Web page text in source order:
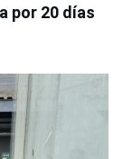
por 20 días